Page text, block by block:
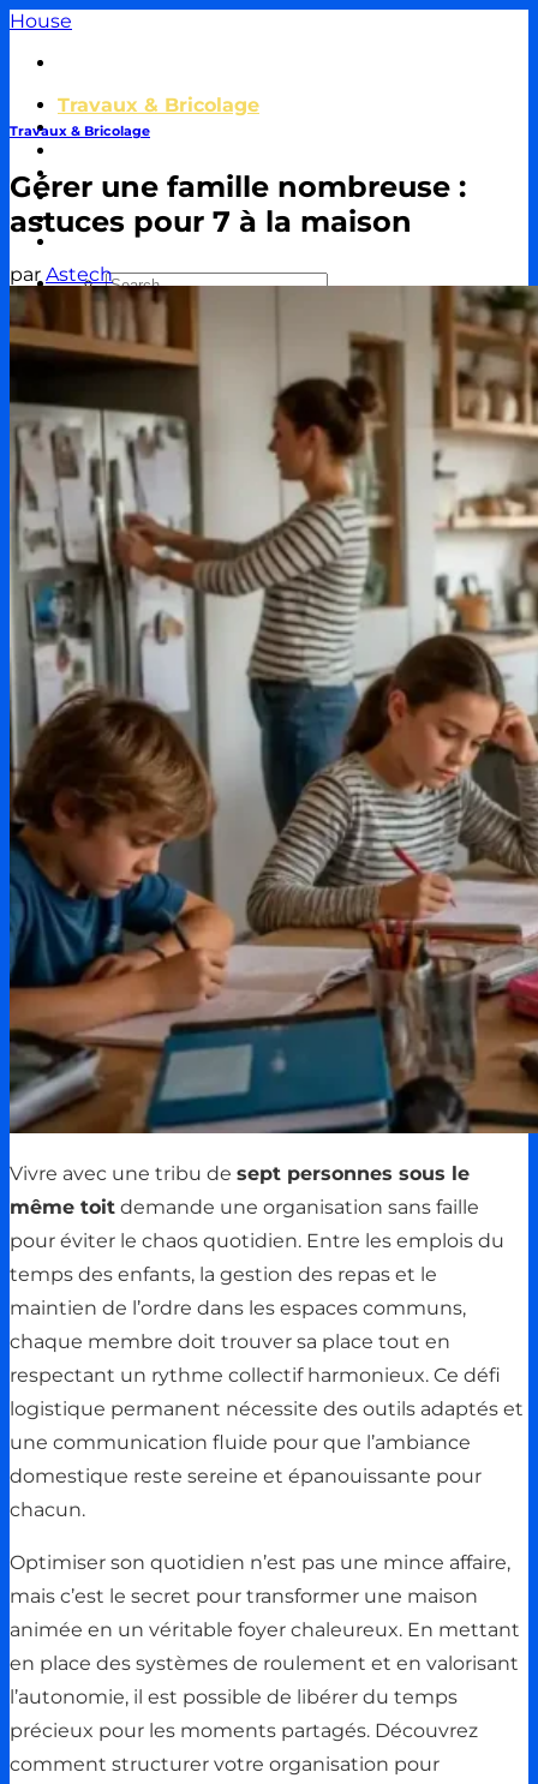
Passer
contenu
House
Travaux & Bricolage
Piscine
Décoration & Aménagement
Énergie
Immobilier & Crédit
Autour de la Masion
Travaux & Bricolage
Gérer une famille nombreuse :
astuces pour 7 à la maison
par Astech
Vivre avec une tribu de sept personnes sous le
même toit demande une organisation sans faille
pour éviter le chaos quotidien. Entre les emplois du
temps des enfants, la gestion des repas et le
maintien de l’ordre dans les espaces communs,
chaque membre doit trouver sa place tout en
respectant un rythme collectif harmonieux. Ce défi
logistique permanent nécessite des outils adaptés et
une communication fluide pour que l’ambiance
domestique reste sereine et épanouissante pour
chacun.
Optimiser son quotidien n’est pas une mince affaire,
mais c’est le secret pour transformer une maison
animée en un véritable foyer chaleureux. En mettant
en place des systèmes de roulement et en valorisant
l’autonomie, il est possible de libérer du temps
précieux pour les moments partagés. Découvrez
comment structurer votre organisation pour